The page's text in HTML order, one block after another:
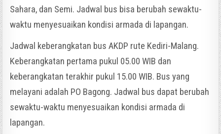
Sahara, dan Semi. Jadwal bus bisa berubah sewaktu-
waktu menyesuaikan kondisi armada di lapangan.
Jadwal keberangkatan bus AKDP rute Kediri-Malang.
Keberangkatan pertama pukul 05.00 WIB dan
keberangkatan terakhir pukul 15.00 WIB. Bus yang
melayani adalah PO Bagong. Jadwal bus dapat berubah
sewaktu-waktu menyesuaikan kondisi armada di
lapangan.